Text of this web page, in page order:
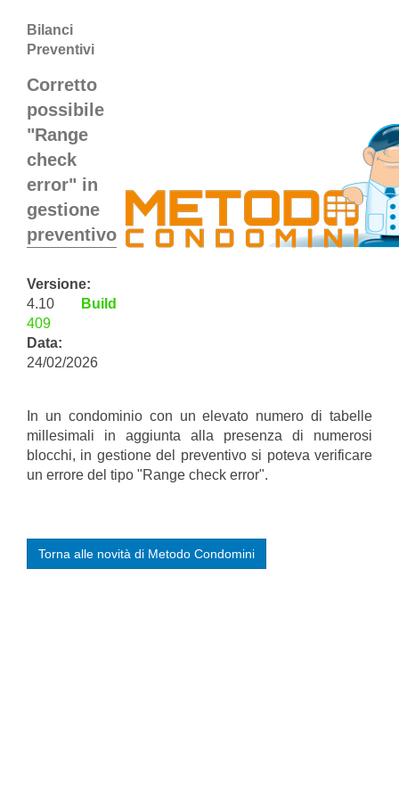
Bilanci
Preventivi
Corretto
possibile
"Range
check
error" in
gestione
preventivo
Versione:
4.10
Build
409
Data:
24/02/2026
In un condominio con un elevato numero di tabelle
millesimali in aggiunta alla presenza di numerosi
blocchi, in gestione del preventivo si poteva verificare
un errore del tipo "Range check error".
Torna alle novità di Metodo Condomini